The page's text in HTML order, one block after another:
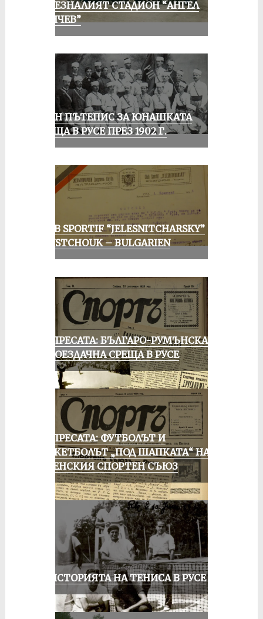
ИЗЧЕЗНАЛИЯТ СТАДИОН “АНГЕЛ
КЪНЧЕВ”
ЕДИН ПЪТЕПИС ЗА ЮНАШКАТА
СРЕЩА В РУСЕ ПРЕЗ 1902 Г.
CLUB SPORTIF “JELESNITCHARSKY”
ROUSTCHOUK – BULGARIEN
ОТ ПРЕСАТА: БЪЛГАРО-РУМЪНСКА
КОЛОЕЗДАЧНА СРЕЩА В РУСЕ
ОТ ПРЕСАТА: ФУТБОЛЪТ И
БАСКЕТБОЛЪТ „ПОД ШАПКАТА“ НА
РУСЕНСКИЯ СПОРТЕН СЪЮЗ
ЗА ИСТОРИЯТА НА ТЕНИСА В РУСЕ